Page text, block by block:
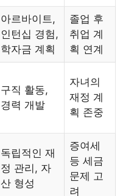
아르바이트,
인턴십 경험,
학자금 계획
졸업 후
취업 계
획 연계
구직 활동,
경력 개발
자녀의
재정 계
획 존중
독립적인 재
정 관리, 자
산 형성
증여세
등 세금
문제 고
려